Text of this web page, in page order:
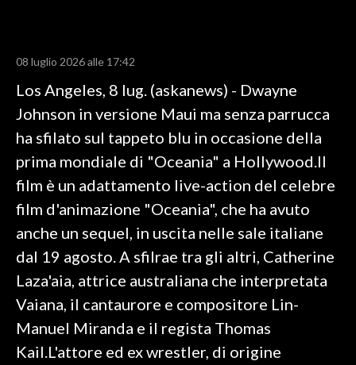
RISULTATI E CLASSIFICHE
CALCIO
CALCIO REGIONALE
BASKET
VOLLEY
MOTORI
TENNIS
ALTRI SPORT
SPETTACOLI
GOSSIP
08 luglio 2026 alle 17:42
Los Angeles, 8 lug. (askanews) - Dwayne
Johnson in versione Maui ma senza parrucca
ha sfilato sul tappeto blu in occasione della
prima mondiale di "Oceania" a Hollywood.Il
film è un adattamento live-action del celebre
film d'animazione "Oceania", che ha avuto
anche un sequel, in uscita nelle sale italiane
dal 19 agosto. A sfilrae tra gli altri, Catherine
Laza'aia, attrice australiana che interpretata
Vaiana, il cantaurore e compositore Lin-
Manuel Miranda e il regista Thomas
Kail.L'attore ed ex wrestler, di origine